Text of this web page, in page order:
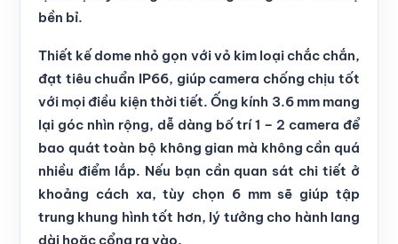
bền bỉ.
Thiết kế dome nhỏ gọn với vỏ kim loại chắc chắn,
đạt tiêu chuẩn IP66, giúp camera chống chịu tốt
với mọi điều kiện thời tiết. Ống kính 3.6 mm mang
lại góc nhìn rộng, dễ dàng bố trí 1 – 2 camera để
bao quát toàn bộ không gian mà không cần quá
nhiều điểm lắp. Nếu bạn cần quan sát chi tiết ở
khoảng cách xa, tùy chọn 6 mm sẽ giúp tập
trung khung hình tốt hơn, lý tưởng cho hành lang
dài hoặc cổng ra vào.